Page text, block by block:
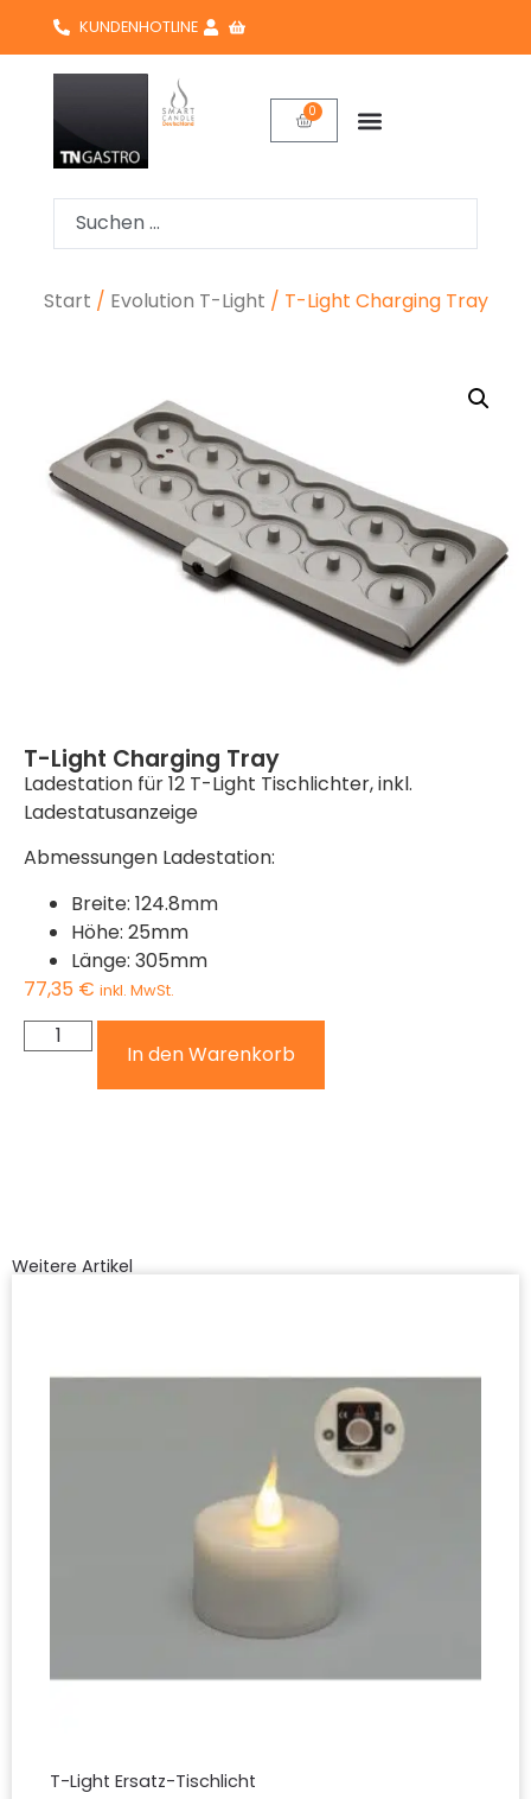
KUNDENHOTLINE
0
Start / Evolution T-Light / T-Light Charging Tray
T-Light Charging Tray
Ladestation für 12 T-Light Tischlichter, inkl.
Ladestatusanzeige
Abmessungen Ladestation:
Breite: 124.8mm
Höhe: 25mm
Länge: 305mm
77,35 € inkl. MwSt.
In den Warenkorb
Weitere Artikel
T-Light Ersatz-Tischlicht